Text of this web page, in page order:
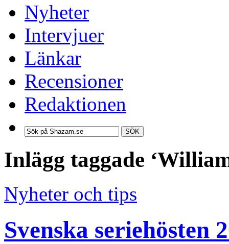
Nyheter
Intervjuer
Länkar
Recensioner
Redaktionen
SÖK
Inlägg taggade
Nyheter och tips
Svenska seriehösten